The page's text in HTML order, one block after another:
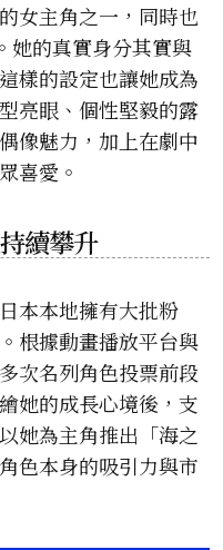
女主角之一，同時也
她的真實身分其實與
樣的設定也讓她成為
亮眼、個性堅毅的露
像魅力，加上在劇中
喜愛。
續攀升
本本地擁有大批粉
根據動畫播放平台與
次名列角色投票前段
她的成長心境後，支
她為主角推出「海之
色本身的吸引力與市